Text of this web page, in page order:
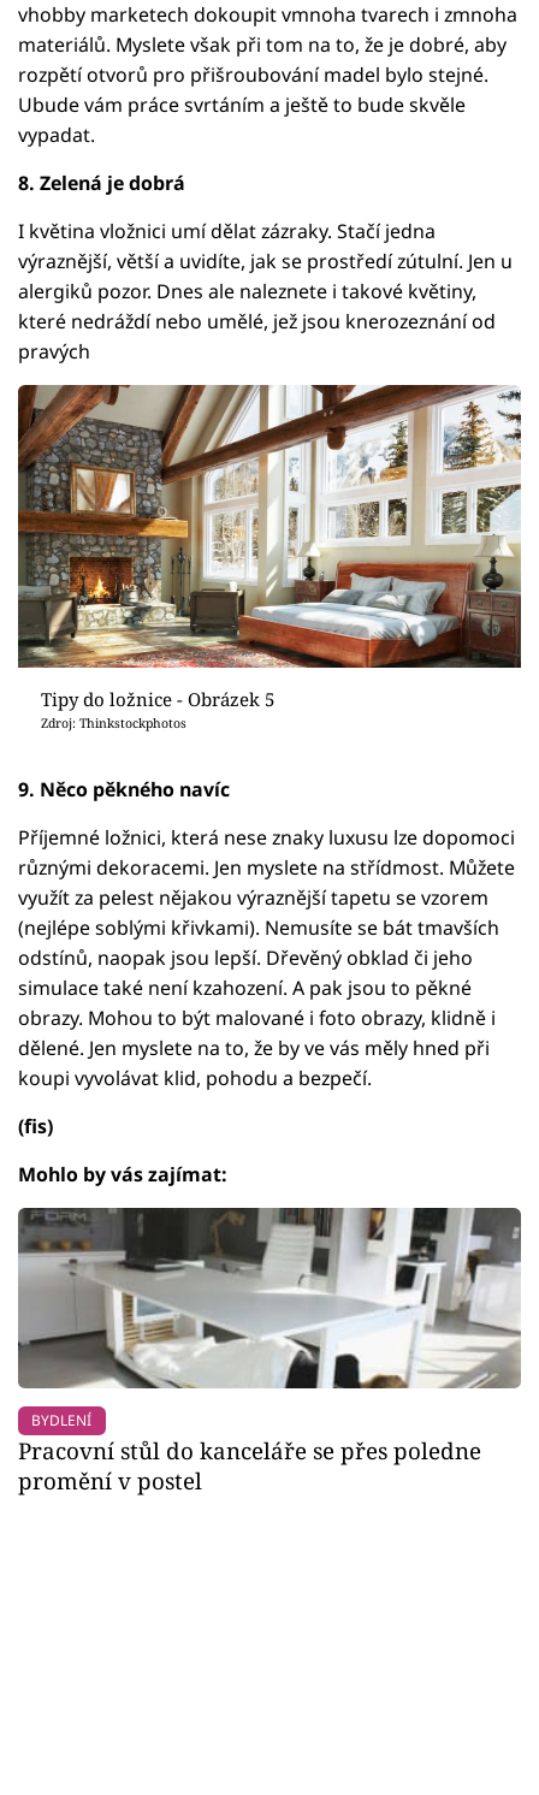
vhobby marketech dokoupit vmnoha tvarech i zmnoha
materiálů. Myslete však při tom na to, že je dobré, aby
rozpětí otvorů pro přišroubování madel bylo stejné.
Ubude vám práce svrtáním a ještě to bude skvěle
vypadat.
8. Zelená je dobrá
I květina vložnici umí dělat zázraky. Stačí jedna
výraznější, větší a uvidíte, jak se prostředí zútulní. Jen u
alergiků pozor. Dnes ale naleznete i takové květiny,
které nedráždí nebo umělé, jež jsou knerozeznání od
pravých
Tipy do ložnice - Obrázek 5
Zdroj: Thinkstockphotos
9. Něco pěkného navíc
Příjemné ložnici, která nese znaky luxusu lze dopomoci
různými dekoracemi. Jen myslete na střídmost. Můžete
využít za pelest nějakou výraznější tapetu se vzorem
(nejlépe soblými křivkami). Nemusíte se bát tmavších
odstínů, naopak jsou lepší. Dřevěný obklad či jeho
simulace také není kzahození. A pak jsou to pěkné
obrazy. Mohou to být malované i foto obrazy, klidně i
dělené. Jen myslete na to, že by ve vás měly hned při
koupi vyvolávat klid, pohodu a bezpečí.
(fis)
Mohlo by vás zajímat:
BYDLENÍ
Pracovní stůl do kanceláře se přes poledne
promění v postel